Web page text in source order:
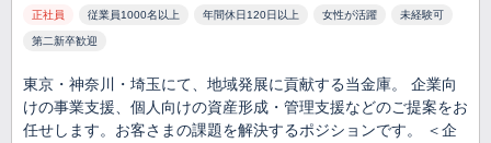
正社員 従業員1000名以上 年間休日120日以上 女性が活躍 未経験可
第二新卒歓迎
東京・神奈川・埼玉にて、地域発展に貢献する当金庫。 企業向
けの事業支援、個人向けの資産形成・管理支援などのご提案をお
任せします。お客さまの課題を解決するポジションです。 ＜企